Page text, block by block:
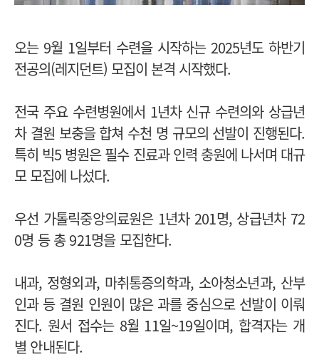
오는 9월 1일부터 수련을 시작하는 2025년도 하반기
전공의(레지던트) 모집이 본격 시작했다.
전국 주요 수련병원에서 1년차 신규 수련의와 상급년
차 결원 보충을 합쳐 수천 명 규모의 선발이 진행된다.
특히 빅5 병원은 필수 진료과 인력 충원에 나서며 대규
모 모집에 나섰다.
우선 가톨릭중앙의료원은 1년차 201명, 상급년차 72
0명 등 총 921명을 모집한다.
내과, 정형외과, 마취통증의학과, 소아청소년과, 산부
인과 등 결원 인원이 많은 과를 중심으로 선발이 이뤄
진다. 원서 접수는 8월 11일~19일이며, 합격자는 개
별 안내된다.